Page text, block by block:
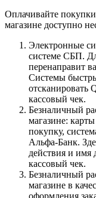
Оплачивайте
магазине доступно
Электронные
системе СБП.
перенаправит
Системы
отсканировать
кассовый чек.
Безналичный
магазине:
покупку,
Альфа-Банк.
действия и имя
кассовый чек.
Безналичный
магазине в
оформления